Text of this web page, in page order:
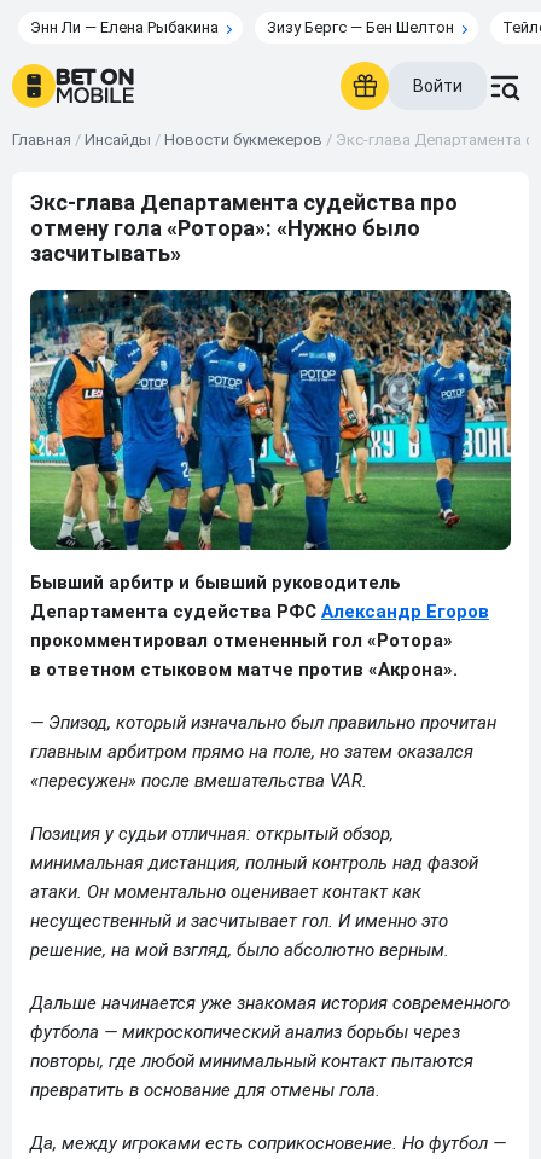
Энн Ли — Елена Рыбакина Зизу Бергс — Бен Шелтон
Войти
Главная / Инсайды / Новости букмекеров / Экс-глава Департамента
Экс-глава Департамента судейства про
отмену гола «Ротора»: «Нужно было
засчитывать»
Бывший арбитр и бывший руководитель
Департамента судейства РФС Александр Егоров
прокомментировал отмененный гол «Ротора»
в ответном стыковом матче против «Акрона».
— Эпизод, который изначально был правильно прочитан
главным арбитром прямо на поле, но затем оказался
«пересужен» после вмешательства VAR.
Позиция у судьи отличная: открытый обзор,
минимальная дистанция, полный контроль над фазой
атаки. Он моментально оценивает контакт как
несущественный и засчитывает гол. И именно это
решение, на мой взгляд, было абсолютно верным.
Дальше начинается уже знакомая история современного
футбола — микроскопический анализ борьбы через
повторы, где любой минимальный контакт пытаются
превратить в основание для отмены гола.
Да, между игроками есть соприкосновение. Но футбол —